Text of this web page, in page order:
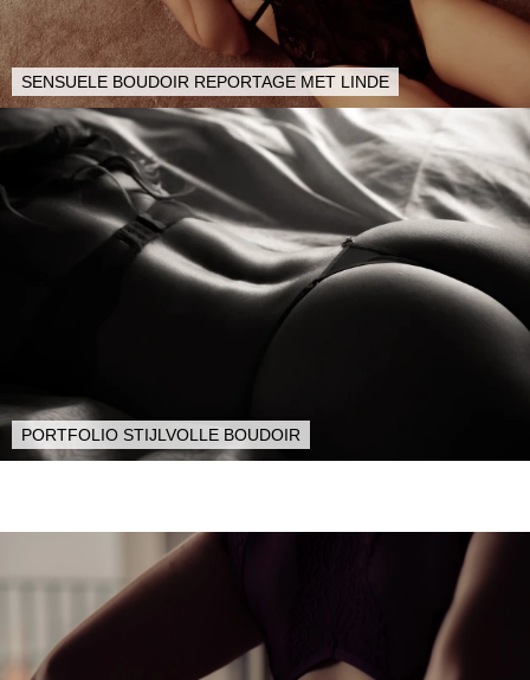
SENSUELE BOUDOIR REPORTAGE MET LINDE
PORTFOLIO STIJLVOLLE BOUDOIR